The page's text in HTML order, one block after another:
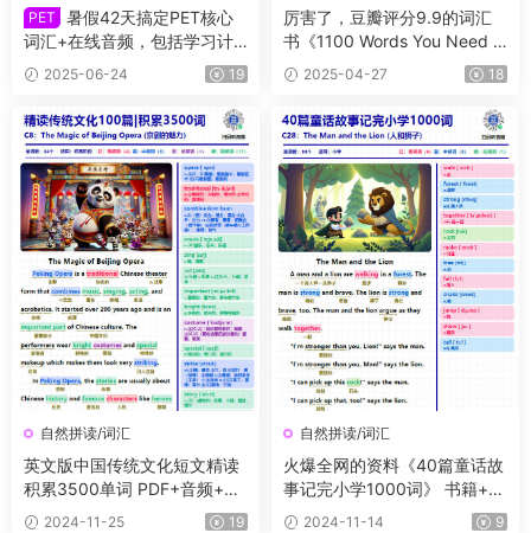
PET
暑假42天搞定PET核心
词汇+在线音频，包括学习计
划、单词讲解、背诵卡、默
写、练习题，从单词意思理解
到句子语法运用，帮助孩子深
度记忆词汇
2025-06-24 19
厉害了，豆瓣评分9.9的词汇
书《1100 Words You Need t
o Know》PDF+音频，当之无
愧的一本畅销书籍
2025-04-27 18
自然拼读/词汇
英文版中国传统文化短文精读
积累3500单词 PDF+音频+单
词默写卡
2024-11-25 19
自然拼读/词汇
火爆全网的资料《40篇童话故
事记完小学1000词》 书籍+音
频+默写纸，轻松记单词
2024-11-14 9